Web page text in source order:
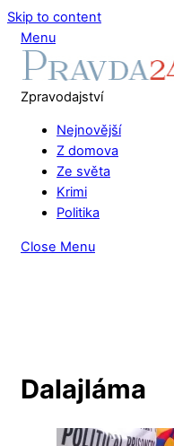
Skip to content
Menu
Zpravodajství
Nejnovější
Z domova
Ze světa
Krimi
Politika
Close Menu
Dalajláma